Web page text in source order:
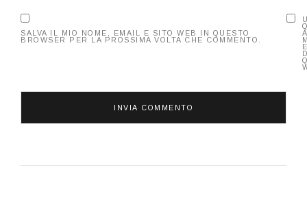
SALVA IL MIO NOME, EMAIL E SITO WEB IN QUESTO
BROWSER PER LA PROSSIMA VOLTA CHE COMMENTO.